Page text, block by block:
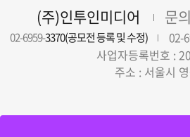
(주)인투인미디어 문
02-6959-3370(공모전 등록 및 수정) 02-
사업자등록번호 :
주소 : 서울시